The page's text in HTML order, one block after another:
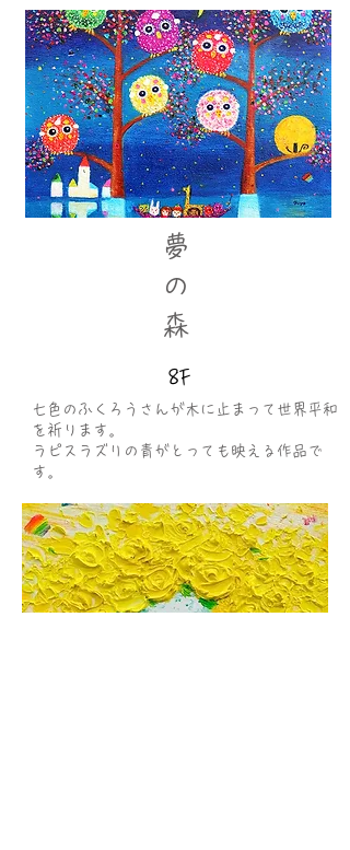
夢
の
森
8F
七色のふくろうさんが木に止まって世界平和
​を祈ります。
ラピスラズリの青がとっても映える作品で
す。